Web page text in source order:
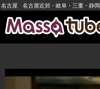
名古屋 名古屋近郊・岐阜・三重・静岡